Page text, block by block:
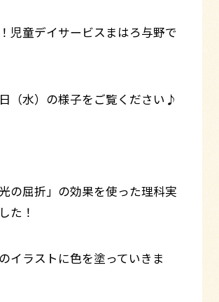
児童デイサービスまはろ与野で
（水）の様子をご覧ください♪
の屈折」の効果を使った理科実
た！
イラストに色を塗っていきま